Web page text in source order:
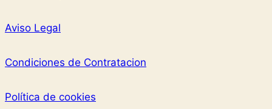
Aviso Legal
Condiciones de Contratacion
Política de cookies